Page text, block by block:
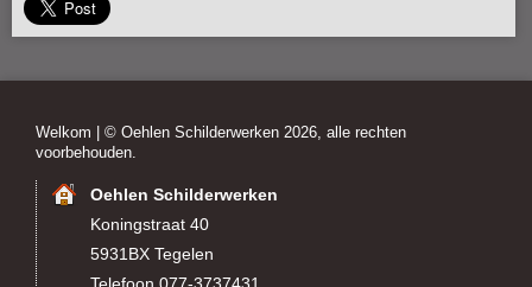
Welkom | © Oehlen Schilderwerken 2026, alle rechten
voorbehouden.
Oehlen Schilderwerken
Koningstraat 40
5931BX Tegelen